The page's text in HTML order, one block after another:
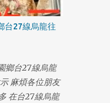
台27線烏龍往
鄉台27線烏龍
麻煩各位朋友
在台27線烏龍